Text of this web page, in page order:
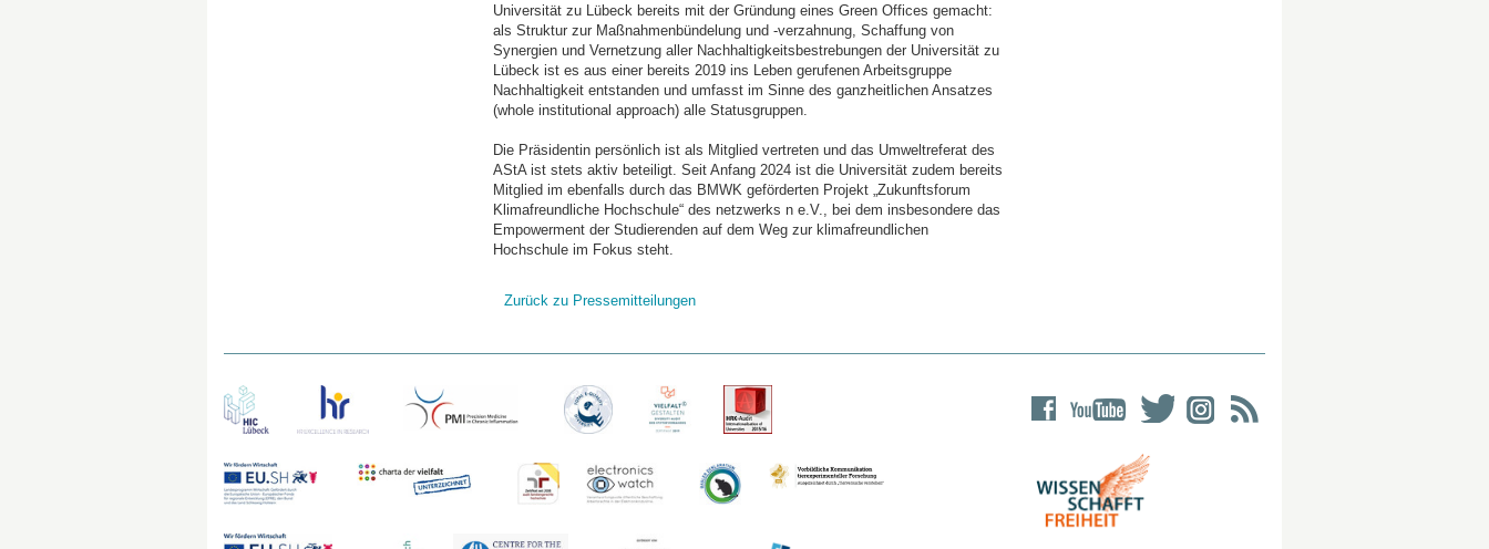
Universität zu Lübeck bereits mit der Gründung eines Green Offices gemacht:
als Struktur zur Maßnahmenbündelung und -verzahnung, Schaffung von
Synergien und Vernetzung aller Nachhaltigkeitsbestrebungen der Universität zu
Lübeck ist es aus einer bereits 2019 ins Leben gerufenen Arbeitsgruppe
Nachhaltigkeit entstanden und umfasst im Sinne des ganzheitlichen Ansatzes
(whole institutional approach) alle Statusgruppen.
Die Präsidentin persönlich ist als Mitglied vertreten und das Umweltreferat des
AStA ist stets aktiv beteiligt. Seit Anfang 2024 ist die Universität zudem bereits
Mitglied im ebenfalls durch das BMWK geförderten Projekt „Zukunftsforum
Klimafreundliche Hochschule“ des netzwerks n e.V., bei dem insbesondere das
Empowerment der Studierenden auf dem Weg zur klimafreundlichen
Hochschule im Fokus steht.
Zurück zu Pressemitteilungen